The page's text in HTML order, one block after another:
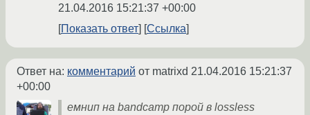
21.04.2016 15:21:37 +00:00
Показать ответ
Ссылка
Ответ на: комментарий от matrixd 21.04.2016 15:21:37
+00:00
емнип на bandcamp порой в lossless